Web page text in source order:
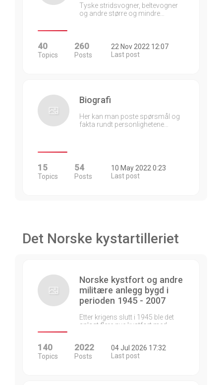
Tyske stridsvogner, beltevogner
og andre større og mindre…
40
Topics
260
Posts
22 Nov 2022 12:07
Last post
Biografi
Her kan man poste spørsmål og
fakta rundt personlighetene…
15
Topics
54
Posts
10 May 2022 0:23
Last post
Det Norske kystartilleriet
Norske kystfort og andre
militære anlegg bygd i
perioden 1945 - 2007
Etter krigens slutt i 1945 ble det
anlagt flere nye kystfort med…
140
Topics
2022
Posts
04 Jul 2026 17:32
Last post